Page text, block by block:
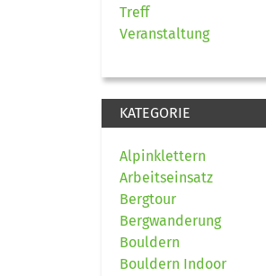
Treff
Veranstaltung
KATEGORIE
Alpinklettern
Arbeitseinsatz
Bergtour
Bergwanderung
Bouldern
Bouldern Indoor